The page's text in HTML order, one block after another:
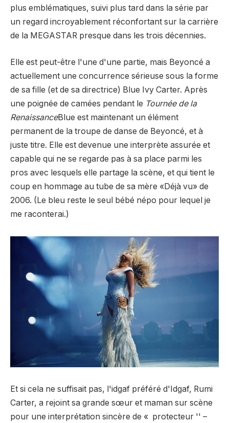
plus emblématiques, suivi plus tard dans la série par
un regard incroyablement réconfortant sur la carrière
de la MEGASTAR presque dans les trois décennies.
Elle est peut-être l'une d'une partie, mais Beyoncé a
actuellement une concurrence sérieuse sous la forme
de sa fille (et de sa directrice) Blue Ivy Carter. Après
une poignée de camées pendant le Tournée de la
RenaissanceBlue est maintenant un élément
permanent de la troupe de danse de Beyoncé, et à
juste titre. Elle est devenue une interprète assurée et
capable qui ne se regarde pas à sa place parmi les
pros avec lesquels elle partage la scène, et qui tient le
coup en hommage au tube de sa mère «Déjà vu» de
2006. (Le bleu reste le seul bébé népo pour lequel je
me raconterai.)
Et si cela ne suffisait pas, l'idgaf préféré d'Idgaf, Rumi
Carter, a rejoint sa grande sœur et maman sur scène
pour une interprétation sincère de « protecteur '' –